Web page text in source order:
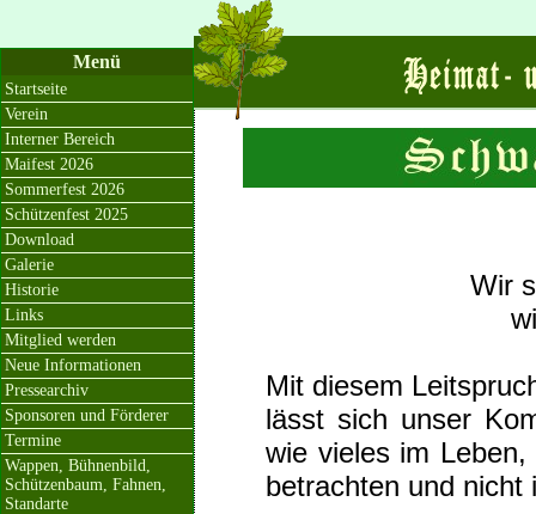
Wir
Mit diesem
lässt sich unser
wie vieles im
betrachten und nicht
Menü
Startseite
Verein
Interner Bereich
Maifest 2026
Sommerfest 2026
Schützenfest 2025
Download
Galerie
Historie
Links
Mitglied werden
Neue Informationen
Pressearchiv
Sponsoren und Förderer
Termine
Wappen, Bühnenbild,
Schützenbaum, Fahnen,
Standarte